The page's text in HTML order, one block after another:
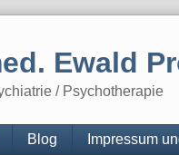
Ewald
/ Psychotherapie
Blog Impressum